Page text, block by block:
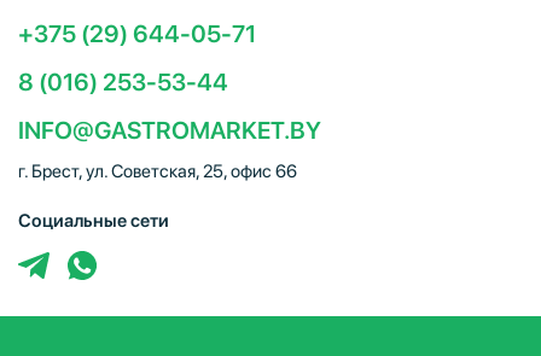
+375 (29) 644-05-71
8 (016) 253-53-44
INFO@GASTROMARKET.BY
г. Брест, ул. Советская, 25, офис 66
Социальные сети